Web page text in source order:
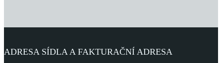
ADRESA SÍDLA A FAKTURAČNÍ ADRESA